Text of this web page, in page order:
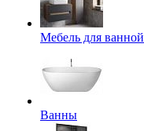
Мебель для ванной
Ванны